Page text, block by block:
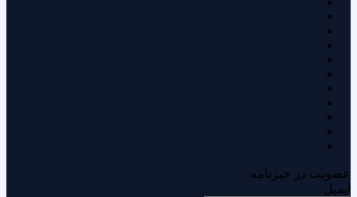
عضویت در خبرنامه
ایمیل